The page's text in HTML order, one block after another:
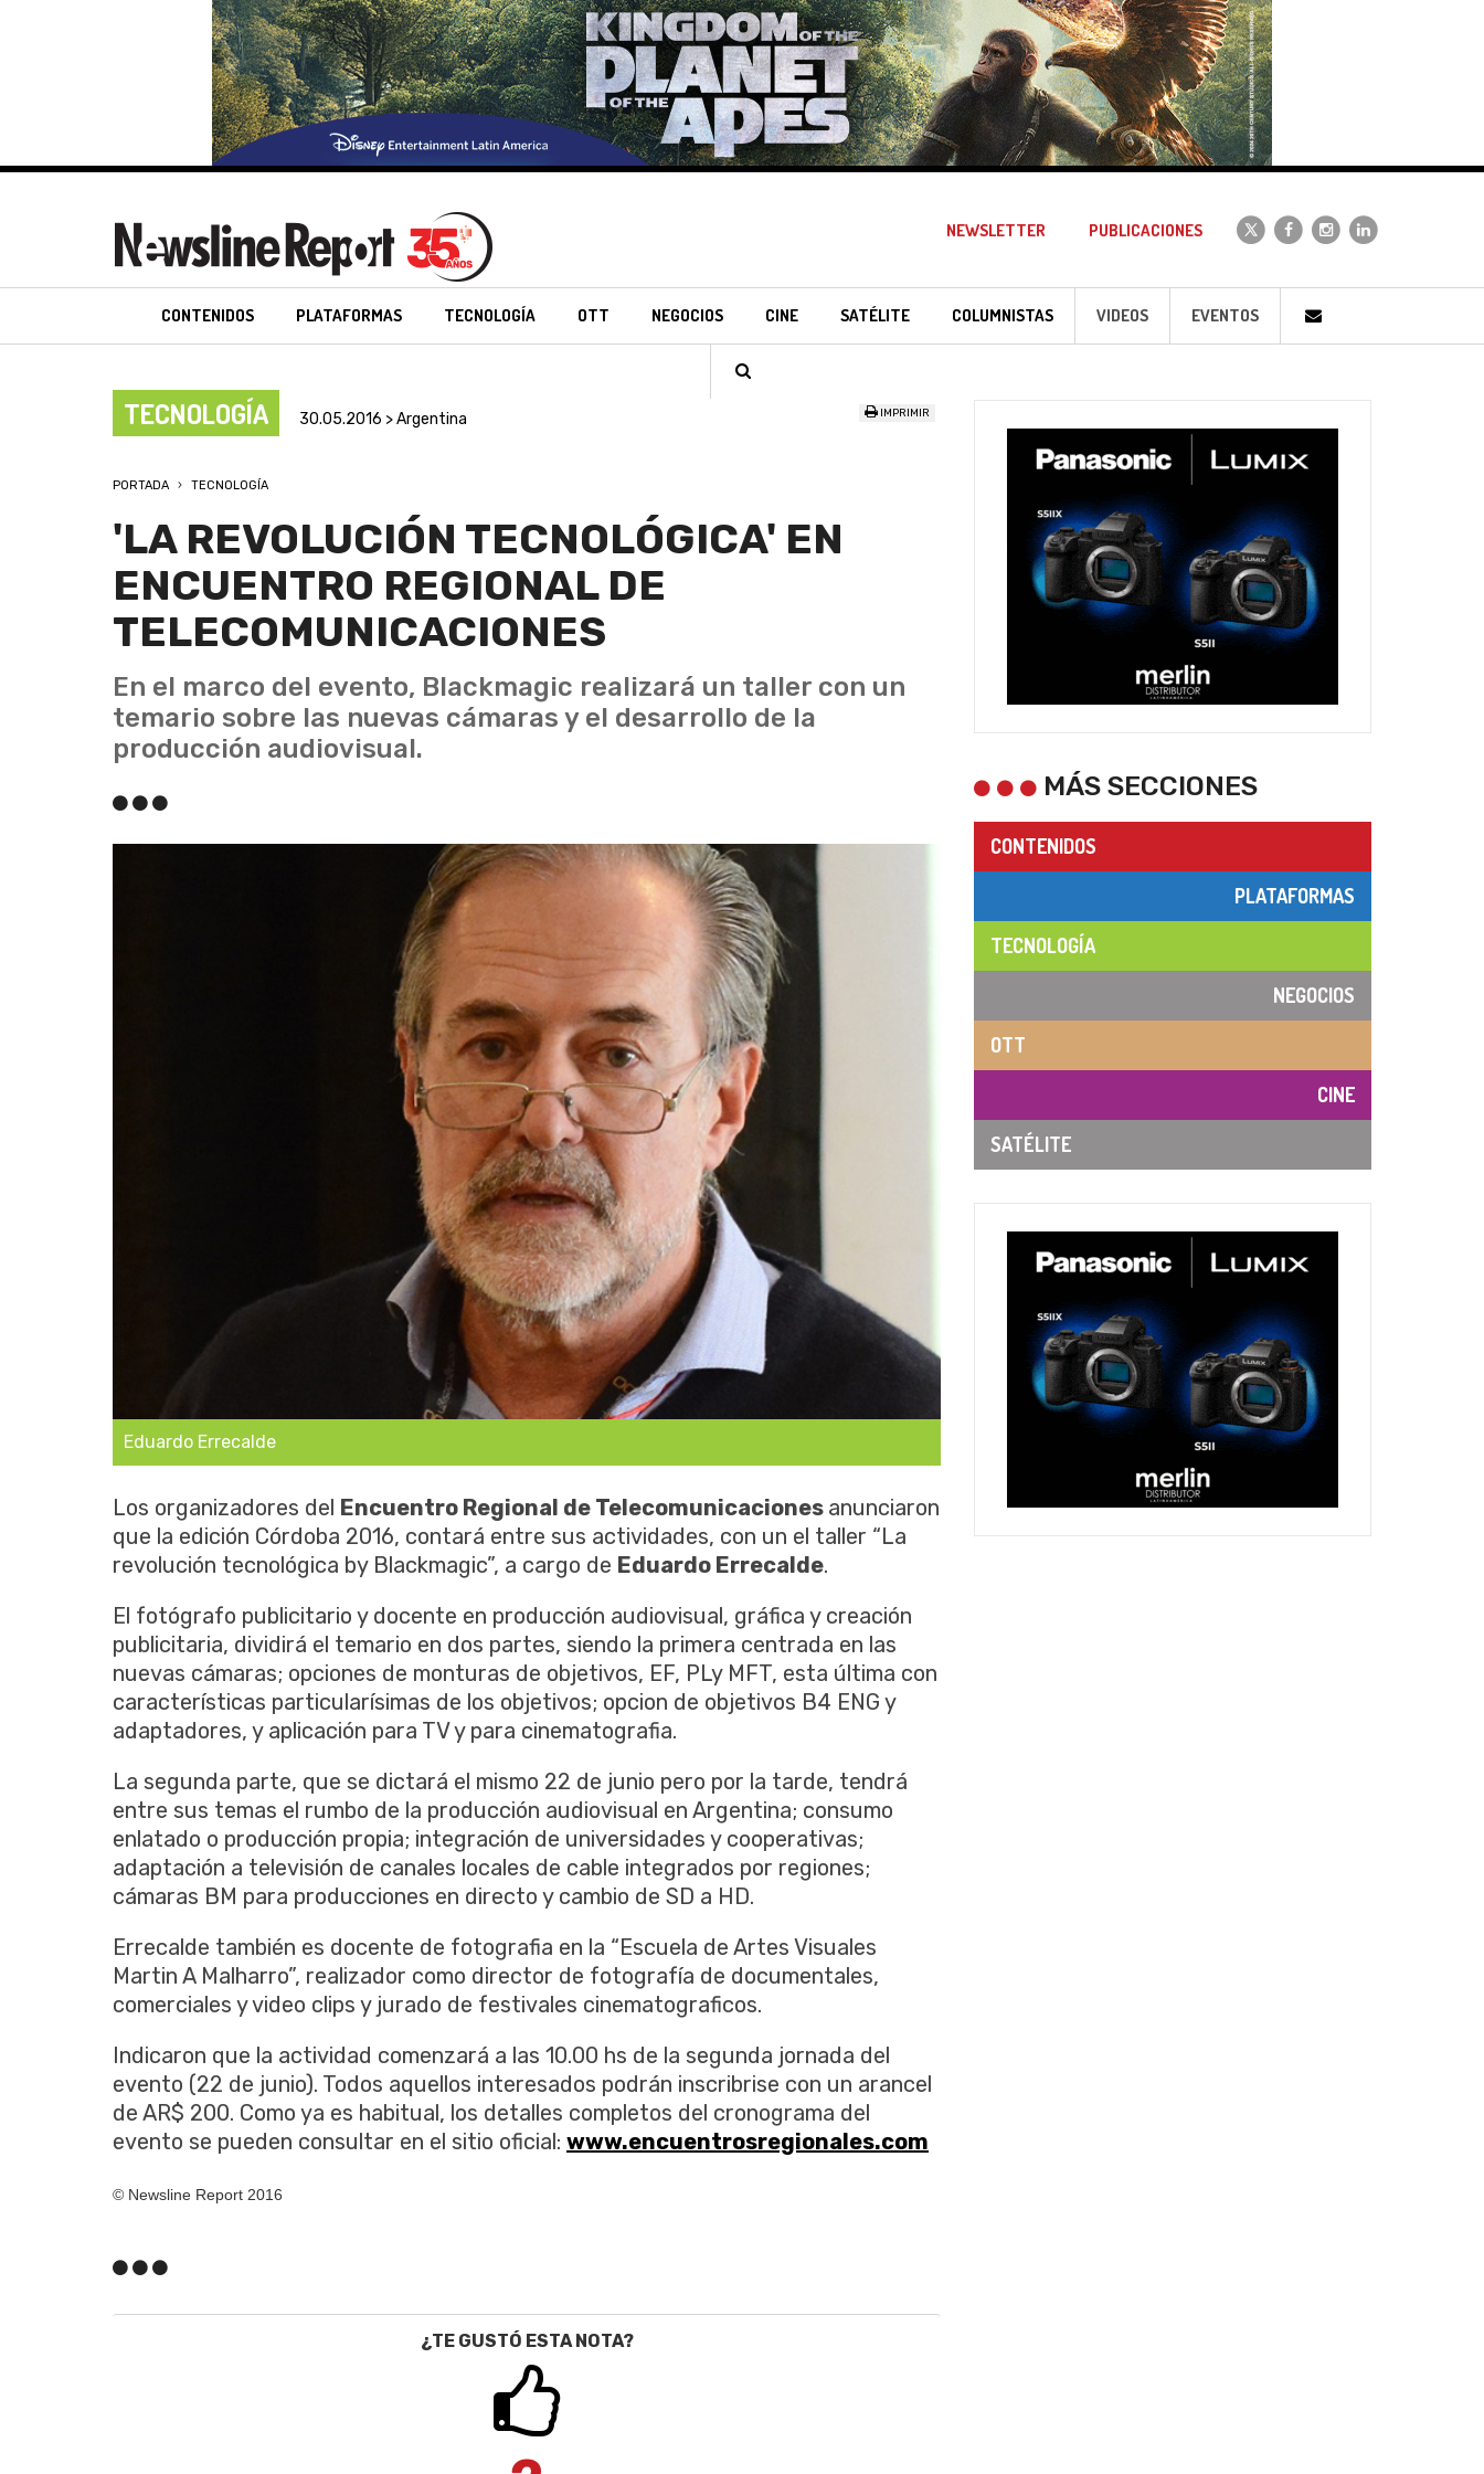
NEWSLETTER PUBLICACIONES
CONTENIDOS PLATAFORMAS TECNOLOGÍA OTT NEGOCIOS CINE SATÉLITE COLUMNISTAS VIDEOS EVENTOS
TECNOLOGÍA 30.05.2016 > Argentina IMPRIMIR
PORTADA TECNOLOGÍA
'LA REVOLUCIÓN TECNOLÓGICA' EN
ENCUENTRO REGIONAL DE
TELECOMUNICACIONES
En el marco del evento, Blackmagic realizará un taller con un
temario sobre las nuevas cámaras y el desarrollo de la
producción audiovisual.
Eduardo Errecalde
Los organizadores del Encuentro Regional de Telecomunicaciones anunciaron
que la edición Córdoba 2016, contará entre sus actividades, con un el taller “La
revolución tecnológica by Blackmagic”, a cargo de Eduardo Errecalde.
El fotógrafo publicitario y docente en producción audiovisual, gráfica y creación
publicitaria, dividirá el temario en dos partes, siendo la primera centrada en las
nuevas cámaras; opciones de monturas de objetivos, EF, PLy MFT, esta última con
características particularísimas de los objetivos; opcion de objetivos B4 ENG y
adaptadores, y aplicación para TV y para cinematografia.
La segunda parte, que se dictará el mismo 22 de junio pero por la tarde, tendrá
entre sus temas el rumbo de la producción audiovisual en Argentina; consumo
enlatado o producción propia; integración de universidades y cooperativas;
adaptación a televisión de canales locales de cable integrados por regiones;
cámaras BM para producciones en directo y cambio de SD a HD.
Errecalde también es docente de fotografia en la “Escuela de Artes Visuales
Martin A Malharro”, realizador como director de fotografía de documentales,
comerciales y video clips y jurado de festivales cinematograficos.
Indicaron que la actividad comenzará a las 10.00 hs de la segunda jornada del
evento (22 de junio). Todos aquellos interesados podrán inscribrise con un arancel
de AR$ 200. Como ya es habitual, los detalles completos del cronograma del
evento se pueden consultar en el sitio oficial: www.encuentrosregionales.com
© Newsline Report 2016
¿TE GUSTÓ ESTA NOTA?
MÁS SECCIONES
CONTENIDOS
PLATAFORMAS
TECNOLOGÍA
NEGOCIOS
OTT
CINE
SATÉLITE